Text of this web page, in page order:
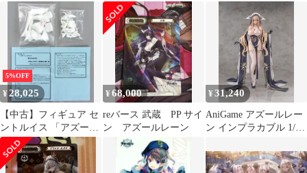
ョコにこめて アズール
レーン 1/3.5 完成品 フ
ィギュア アリスグリン
ド
缶バッジコレクション
お風呂あがりver. 10個
入り1BOX【正規品】
5%OFF
¥28,025
【中古】フィギュア セ
ントルイス 「アズール
レーン」 ガレージキッ
ト ワンダーフェスティ
バル2018夏＆イベント
¥68,000
reバース 武蔵 PP サイ
ン アズールレーン
¥31,240
AniGame アズールレー
ン インプラカブル 1/6
フィギュア